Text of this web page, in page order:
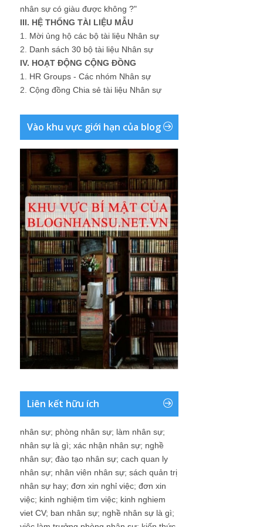
nhân sự có giàu được không ?"
III. HỆ THỐNG TÀI LIỆU MẪU
1. Mời ủng hộ các bộ tài liệu Nhân sự
2. Danh sách 30 bộ tài liệu Nhân sự
IV. HOẠT ĐỘNG CỘNG ĐỒNG
1. HR Groups - Các nhóm Nhân sự
2. Cộng đồng Chia sẻ tài liệu Nhân sự
Vào khu vực giới hạn của blog
Liên kết hữu ích
nhân sự; phòng nhân sự; làm nhân sự;
nhân sự là gì; xác nhận nhân sự; nghề
nhân sự; đào tạo nhân sự; cach quan ly
nhân sự; nhân viên nhân sự; sách quản trị
nhân sự hay; đơn xin nghỉ việc; đơn xin
việc; kinh nghiệm tìm việc; kinh nghiem
viet CV; ban nhân sự; nghề nhân sự là gì;